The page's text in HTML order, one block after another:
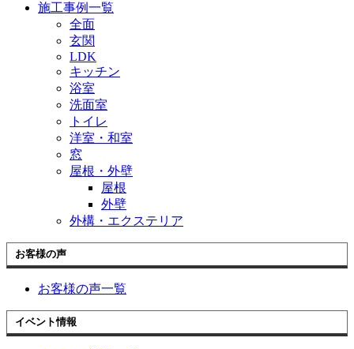
施工事例一覧
全面
玄関
LDK
キッチン
浴室
洗面室
トイレ
洋室・和室
窓
屋根・外壁
屋根
外壁
外構・エクステリア
お客様の声
お客様の声一覧
イベント情報